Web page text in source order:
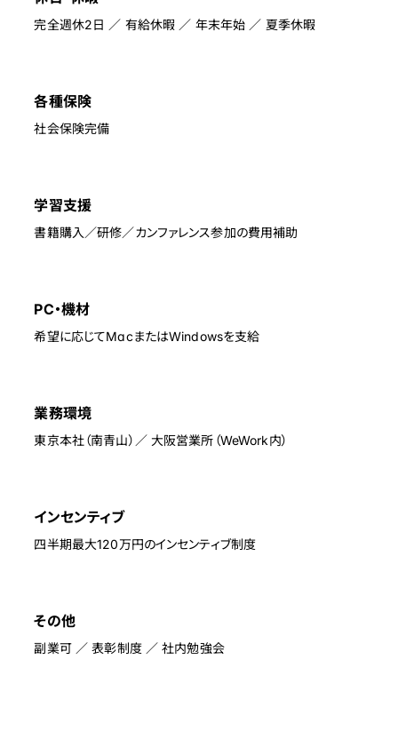
完全週休2日 ／ 有給休暇 ／ 年末年始 ／ 夏季休暇
各種保険
社会保険完備
学習支援
書籍購入／研修／カンファレンス参加の費用補助
PC・機材
希望に応じてMacまたはWindowsを支給
業務環境
東京本社（南青山）／ 大阪営業所（WeWork内）
インセンティブ
四半期最大120万円のインセンティブ制度
その他
副業可 ／ 表彰制度 ／ 社内勉強会